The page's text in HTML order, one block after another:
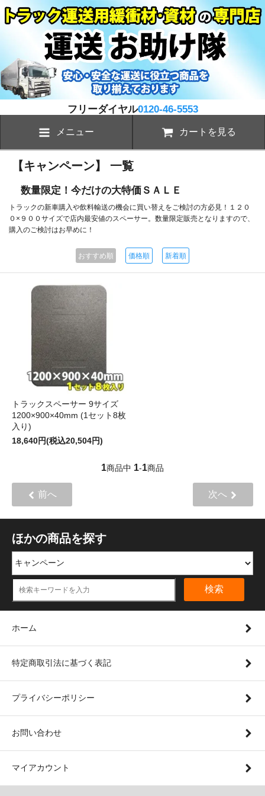
フリーダイヤル0120-46-5553
メニュー カートを見る
【キャンペーン】 一覧
数量限定！今だけの大特価ＳＡＬＥ
トラックの新車購入や飲料輸送の機会に買い替えをご検討の方必見！１２０
０×９００サイズで店内最安値のスペーサー。数量限定販売となりますので、
購入のご検討はお早めに！
おすすめ順 価格順 新着順
トラックスペーサー 9サイズ
1200×900×40mm (1セット8枚
入り)
18,640円(税込20,504円)
1商品中 1-1商品
前へ 次へ
ほかの商品を探す
検索
ホーム
特定商取引法に基づく表記
プライバシーポリシー
お問い合わせ
マイアカウント